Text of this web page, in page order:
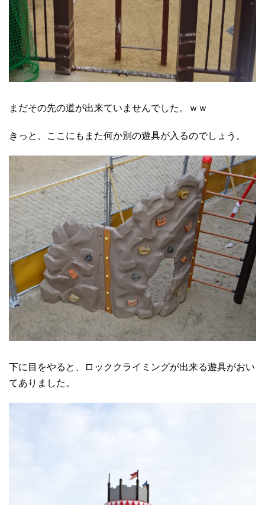
まだその先の道が出来ていませんでした。ｗｗ
きっと、ここにもまた何か別の遊具が入るのでしょう。
下に目をやると、ロッククライミングが出来る遊具がおい
てありました。